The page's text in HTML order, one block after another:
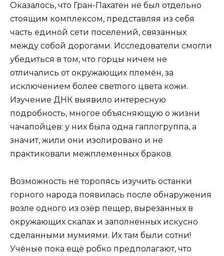
Оказалось, что Гран-Пахатен не был отдельно
стоящим комплексом, представляя из себя
часть единой сети поселений, связанных
между собой дорогами. Исследователи смогли
убедиться в том, что горцы ничем не
отличались от окружающих племён, за
исключением более светлого цвета кожи.
Изучение ДНК выявило интересную
подробность, многое объясняющую о жизни
чачапойцев: у них была одна гаплогруппа, а
значит, жили они изолировано и не
практиковали межплеменных браков.
Возможность не торопясь изучить останки
горного народа появилась после обнаружения
возле одного из озёр пещер, вырезанных в
окружающих скалах и заполненных искусно
сделанными мумиями. Их там были сотни!
Учёные пока ещё робко предполагают, что